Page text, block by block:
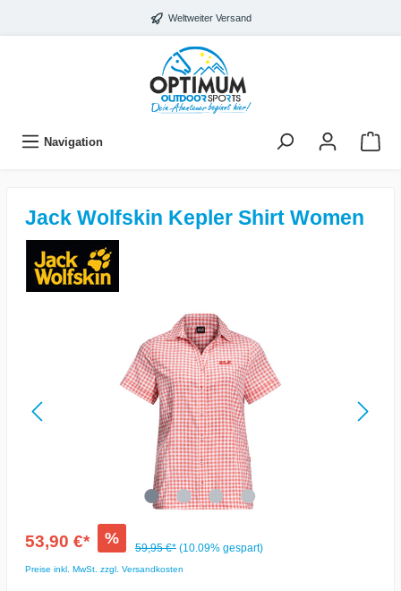
Weltweiter Versand
Navigation
Jack Wolfskin Kepler Shirt Women
53,90 €* %
59,95 €* (10.09% gespart)
Preise inkl. MwSt. zzgl. Versandkosten